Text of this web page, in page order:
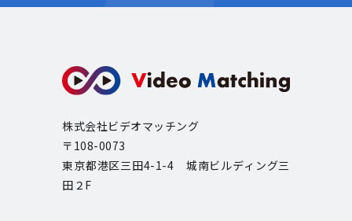
株式会社ビデオマッチング
〒108-0073
東京都港区三田4-1-4 城南ビルディング三
田２F